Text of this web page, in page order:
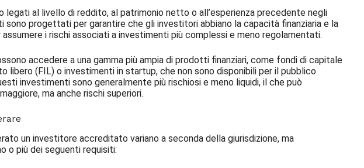
legati al livello di reddito, al patrimonio netto o all’esperienza precedente negli
sono progettati per garantire che gli investitori abbiano la capacità finanziaria e la
i rischi associati a investimenti più complessi e meno regolamentati.
accedere a una gamma più ampia di prodotti finanziari, come fondi di capitale
libero (FIL) o investimenti in startup, che non sono disponibili per il pubblico
investimenti sono generalmente più rischiosi e meno liquidi, il che può
ma anche rischi superiori.
un investitore accreditato variano a seconda della giurisdizione, ma
o più dei seguenti requisiti: